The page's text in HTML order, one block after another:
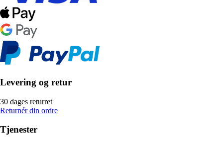
Levering og retur
30 dages returret
Returnér din ordre
Tjenester